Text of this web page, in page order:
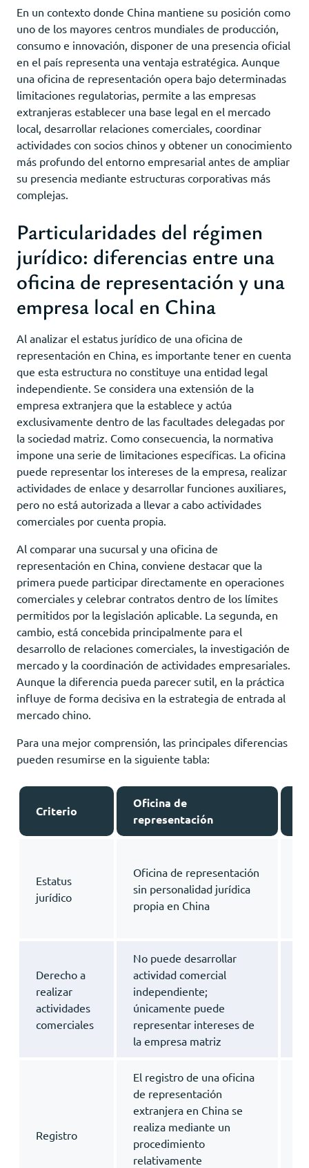
En un contexto donde China mantiene su posición como
uno de los mayores centros mundiales de producción,
consumo e innovación, disponer de una presencia oficial
en el país representa una ventaja estratégica. Aunque
una oficina de representación opera bajo determinadas
limitaciones regulatorias, permite a las empresas
extranjeras establecer una base legal en el mercado
local, desarrollar relaciones comerciales, coordinar
actividades con socios chinos y obtener un conocimiento
más profundo del entorno empresarial antes de ampliar
su presencia mediante estructuras corporativas más
complejas.
Particularidades del régimen
jurídico: diferencias entre una
oficina de representación y una
empresa local en China
Al analizar el estatus jurídico de una oficina de
representación en China, es importante tener en cuenta
que esta estructura no constituye una entidad legal
independiente. Se considera una extensión de la
empresa extranjera que la establece y actúa
exclusivamente dentro de las facultades delegadas por
la sociedad matriz. Como consecuencia, la normativa
impone una serie de limitaciones específicas. La oficina
puede representar los intereses de la empresa, realizar
actividades de enlace y desarrollar funciones auxiliares,
pero no está autorizada a llevar a cabo actividades
comerciales por cuenta propia.
Al comparar una sucursal y una oficina de
representación en China, conviene destacar que la
primera puede participar directamente en operaciones
comerciales y celebrar contratos dentro de los límites
permitidos por la legislación aplicable. La segunda, en
cambio, está concebida principalmente para el
desarrollo de relaciones comerciales, la investigación de
mercado y la coordinación de actividades empresariales.
Aunque la diferencia pueda parecer sutil, en la práctica
influye de forma decisiva en la estrategia de entrada al
mercado chino.
Para una mejor comprensión, las principales diferencias
pueden resumirse en la siguiente tabla:
Criterio
Oficina de
representación
Estatus
jurídico
Oficina de representación
sin personalidad jurídica
propia en China
Derecho a
realizar
actividades
comerciales
No puede desarrollar
actividad comercial
independiente;
únicamente puede
representar intereses de
la empresa matriz
Registro
El registro de una oficina
de representación
extranjera en China se
realiza mediante un
procedimiento
relativamente